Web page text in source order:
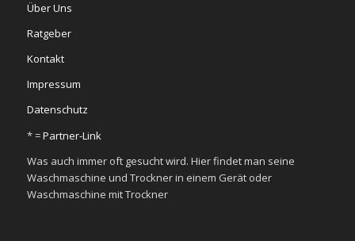
Über Uns
Ratgeber
Kontakt
Impressum
Datenschutz
* =Partner-Link
Was auch immer oft gesucht wird. Hier findet man seine
Waschmaschine und Trockner in einem Gerät oder
Waschmaschine mit Trockner